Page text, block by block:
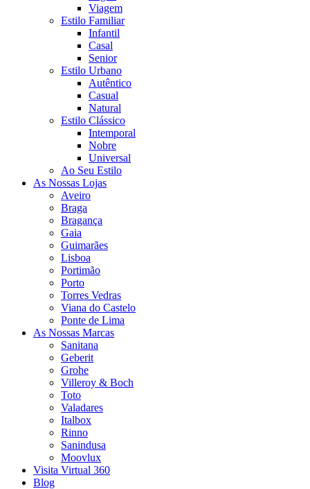
Viagem
Estilo Familiar
Infantil
Casal
Senior
Estilo Urbano
Autêntico
Casual
Natural
Estilo Clássico
Intemporal
Nobre
Universal
Ao Seu Estilo
As Nossas Lojas
Aveiro
Braga
Bragança
Gaia
Guimarães
Lisboa
Portimão
Porto
Torres Vedras
Viana do Castelo
Ponte de Lima
As Nossas Marcas
Sanitana
Geberit
Grohe
Villeroy & Boch
Toto
Valadares
Italbox
Rinno
Sanindusa
Moovlux
Visita Virtual 360
Blog